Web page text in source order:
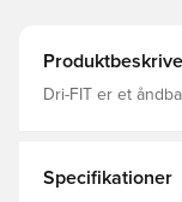
Dri-FIT er et
polyester
Specifikationer